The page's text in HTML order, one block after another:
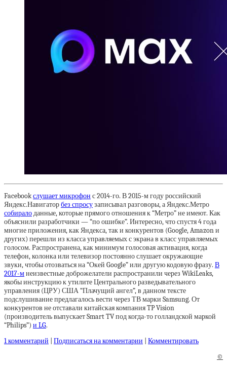
Facebookслушает микрофон с 2014-го. В 2015-м году российский
Яндекс.Навигаторбез спросузаписывал разговоры, а Яндекс.Метро
собиралоданные, которые прямого отношения к “Метро” не имеют. Как
объяснили разработчики — “по ошибке”. Интересно, что спустя 4 года
многие приложения, как Яндекса, так и конкурентов (Google, Amazon и
других) перешли из класса управляемых с экрана в класс управляемых
голосом. Распространена, как минимум голосовая активация, когда
телефон, колонка или телевизор постоянно слушает окружающие
звуки, чтобы отозваться на “Окей Google” или другую кодовую фразу. В
2017-мнеизвестные доброжелатели распространили через WikiLeaks,
якобы инструкцию к утилите Центрального разведывательного
управления (ЦРУ) США “Плачущий ангел”, в данном тексте
подслушивание предлагалось вести через ТВ марки Samsung. От
конкурентов не отставали китайская компания TP Vision
(производитель выпускает Smart TV под когда-то голландской маркой
“Philips”) и LG.
1 комментарий
Подписаться на комментарии
Комментировать
©